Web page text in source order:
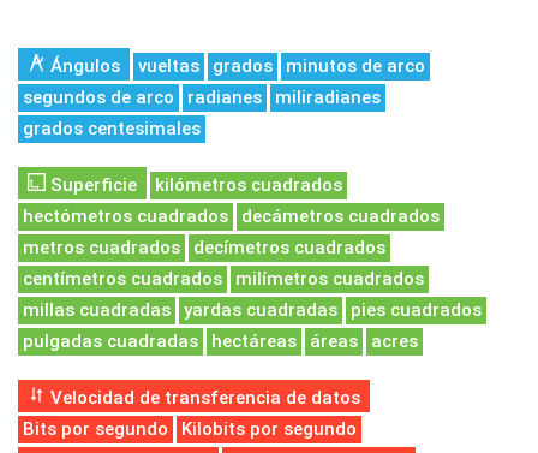
Ángulos vueltas grados
minutos de arco
segundos de arco
radianes
miliradianes
grados centesimales
Superficie
kilómetros cuadrados
hectómetros cuadrados
decámetros cuadrados
metros cuadrados
decímetros cuadrados
centímetros cuadrados
milímetros cuadrados
millas cuadradas
yardas cuadradas
pies cuadrados
pulgadas cuadradas
hectáreas áreas acres
Velocidad de transferencia de datos
Bits por segundo
Kilobits por segundo